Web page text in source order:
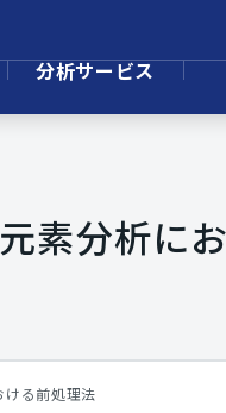
分析サービス
素分析に
ける前処理法